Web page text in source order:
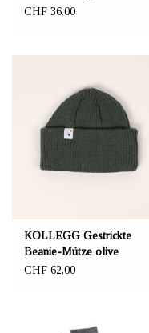
CHF 36,00
KOLLEGG Gestrickte
Beanie-Mütze olive
CHF 62,00